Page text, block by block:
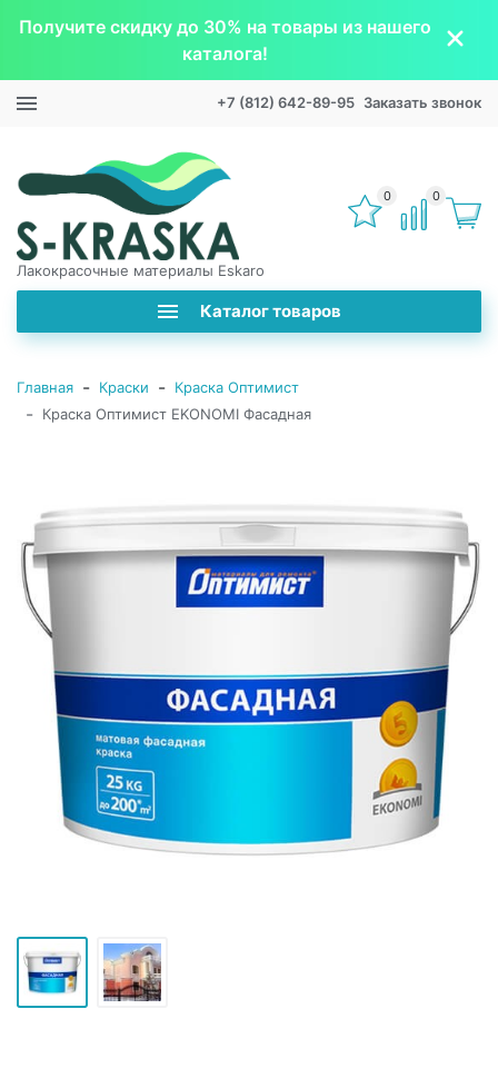
Получите скидку до 30% на товары из нашего
каталога!
+7 (812) 642-89-95 Заказать звонок
Лакокрасочные материалы Eskaro
Каталог товаров
0 0
Главная - Краски - Краска Оптимист
- Краска Оптимист EKONOMI Фасадная